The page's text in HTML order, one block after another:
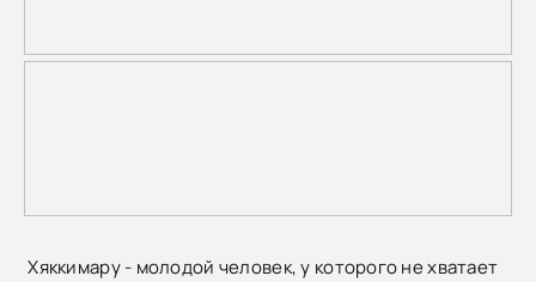
Хяккимару - молодой человек, у которого не хватает